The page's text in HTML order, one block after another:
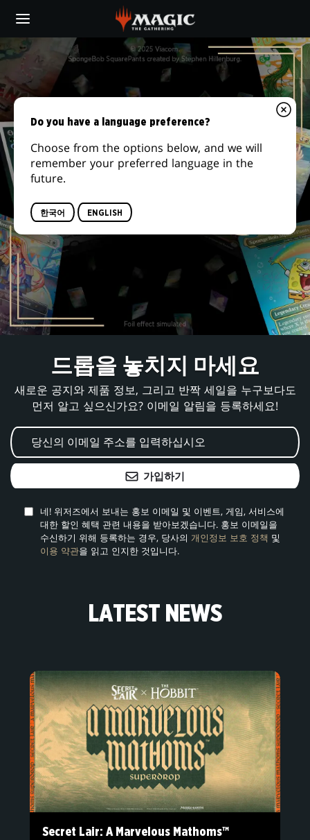
main
content
SECRET
LAIR
드롭을 놓치지 마세요
새로운 공지와 제품 정보, 그리고 반짝 세일을 누구보다도
먼저 알고 싶으신가요? 이메일 알림을 등록하세요!
가입하기
네! 위저즈에서 보내는 홍보 이메일 및 이벤트, 게임, 서비스에
대한 할인 혜택 관련 내용을 받아보겠습니다. 홍보 이메일을
수신하기 위해 등록하는 경우, 당사의 개인정보 보호 정책 및
이용 약관을 읽고 인지한 것입니다.
LATEST NEWS
Secret Lair: A Marvelous Mathoms™
Do you have a language preference?
Choose from the options below, and we will
remember your preferred language in the
future.
한국어 ENGLISH